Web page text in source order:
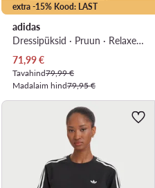
extra -15% Kood: LAST
adidas
Dressipüksid · Pruun · Relaxed Fit
Praegune hind
71,99€
Tavahind79,99 €
Madalaim hind79,95 €